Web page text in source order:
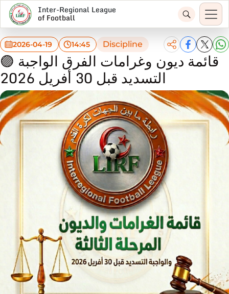
Inter-Regional League
of Football
2026-04-19 14:45 Discipline
🟣 قائمة ديون وغرامات الفرق الواجبة
التسديد قبل 30 أفريل 2026